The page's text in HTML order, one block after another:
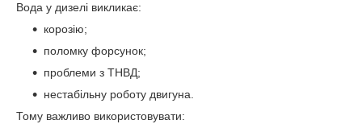
Вода у дизелі викликає:
корозію;
поломку форсунок;
проблеми з ТНВД;
нестабільну роботу двигуна.
Тому важливо використовувати: